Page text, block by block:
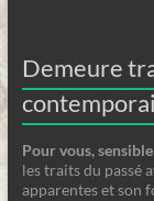
Demeure
Pour vous,
les traits du passé
apparentes et son